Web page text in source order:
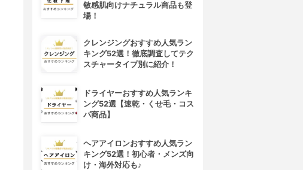
敏感肌向けナチュラル商品も登
場！
クレンジングおすすめ人気ラン
キング52選！徹底調査してテク
スチャータイプ別に紹介！
ドライヤーおすすめ人気ランキ
ング52選【速乾・くせ毛・コス
パ商品】
ヘアアイロンおすすめ人気ラン
キング52選！初心者・メンズ向
け・海外対応も♪